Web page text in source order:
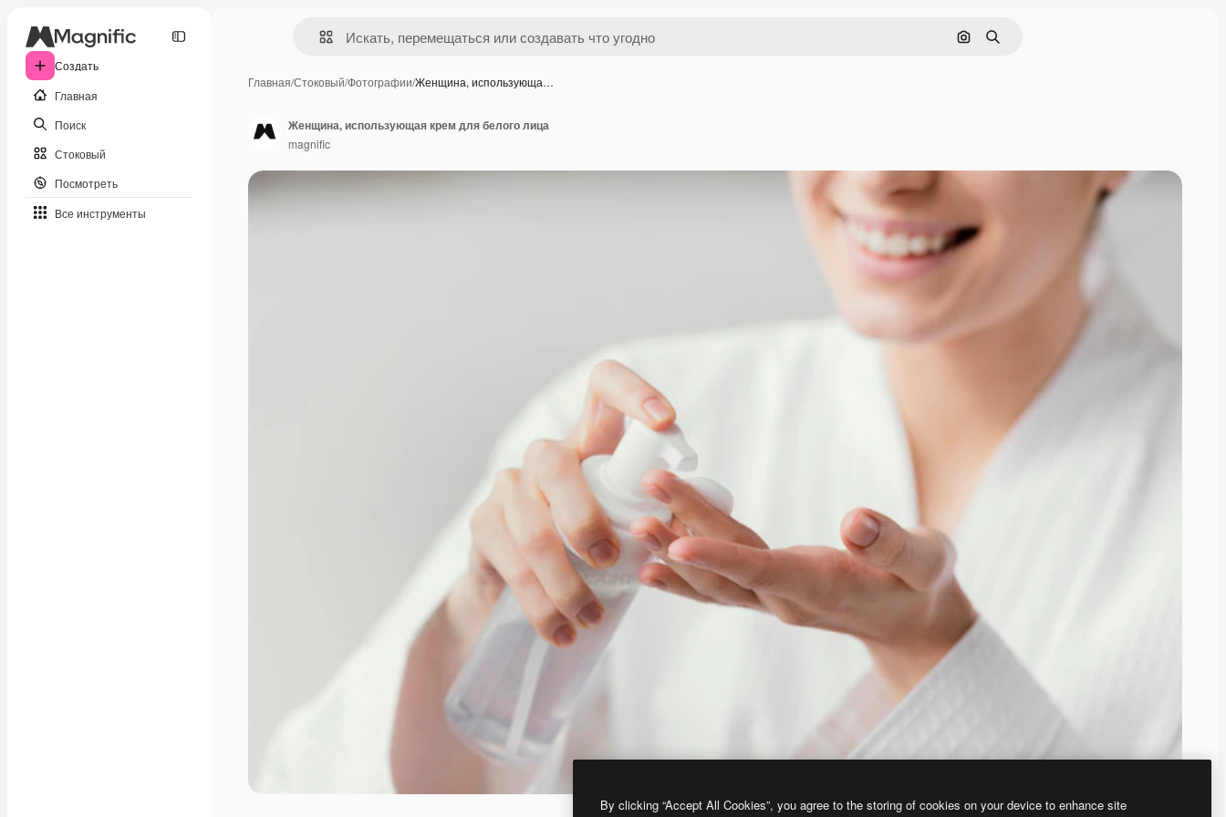
Создать
Главная
Поиск
Стоковый
Посмотреть
Все инструменты
Поиск по изображению
Поиск
Главная/Стоковый/Фотографии/Женщина, использующа…
Женщина, использующая крем для белого лица
magnific
By clicking “Accept All Cookies”, you agree to the storing of cookies on your device to enhance site